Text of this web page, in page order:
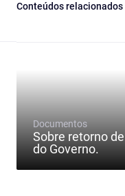
Conteúdos relacionados
Documentos
Sobre retorno
do Governo.